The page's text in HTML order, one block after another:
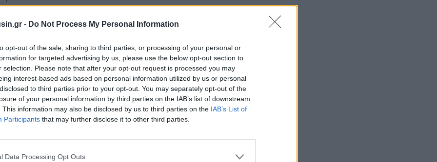
- Do Not Process My Personal Information
opt-out of the sale, sharing to third parties, or processing of your personal or
for targeted advertising by us, please use the below opt-out section to
selection. Please note that after your opt-out request is processed you may
interest-based ads based on personal information utilized by us or personal
to third parties prior to your opt-out. You may separately opt-out of the
of your personal information by third parties on the IAB’s list of downstream
This information may also be disclosed by us to third parties on the IAB’s List of
Participants that may further disclose it to other third parties.
Data Processing Opt Outs
ακόμα ενσωματώσει την AI σε παραγωγικές